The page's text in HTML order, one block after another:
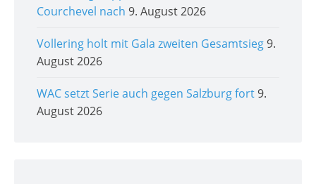
Courchevel nach 9. August 2026
Vollering holt mit Gala zweiten Gesamtsieg 9.
August 2026
WAC setzt Serie auch gegen Salzburg fort 9.
August 2026